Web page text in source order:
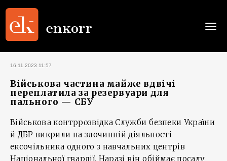
16.11.2023 11:57
Військова частина майже вдвічі
переплатила за резервуари для
пального — СБУ
Військова контррозвідка Служби безпеки України
й ДБР викрили на злочинній діяльності
ексочільника одного з навчальних центрів
Національної гвардії. Наразі він обіймає посаду